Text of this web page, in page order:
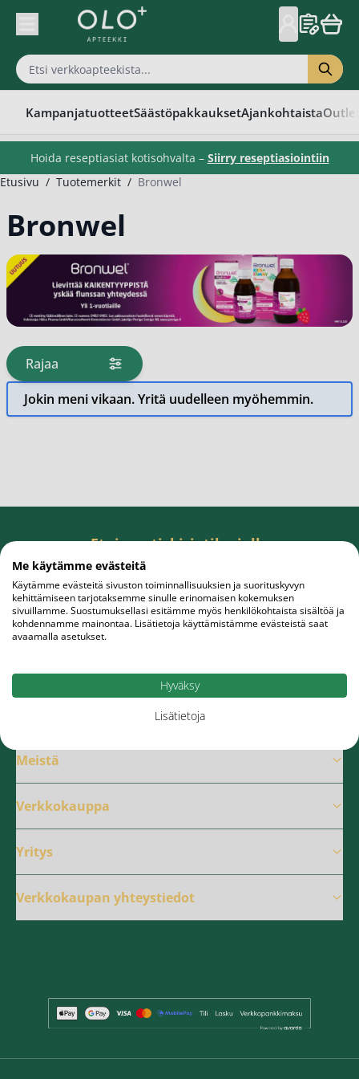
Skip to Content
KampanjatuotteetSäästöpakkauksetAjankohtaista
Hoida reseptiasiat kotisohvalta – Siirry reseptiasiointiin
Etusivu / Tuotemerkit / Bronwel
Bronwel
Rajaa
tuotteita
Jokin meni vikaan. Yritä uudelleen myöhemmin.
Etuja uutiskirjetilaajalle
Tilaa uutiskirje, saat rahanarvoisen edun
ensiostokseesi.
Meistä
Verkkokauppa
Yritys
Verkkokaupan yhteystiedot
Me käytämme evästeitä
Käytämme evästeitä sivuston toiminnallisuuksien ja suorituskyvyn
kehittämiseen tarjotaksemme sinulle erinomaisen kokemuksen
sivuillamme. Suostumuksellasi esitämme myös henkilökohtaista sisältöä ja
kohdennamme mainontaa. Lisätietoja käyttämistämme evästeistä saat
avaamalla asetukset.
Hyväksy
Lisätietoja